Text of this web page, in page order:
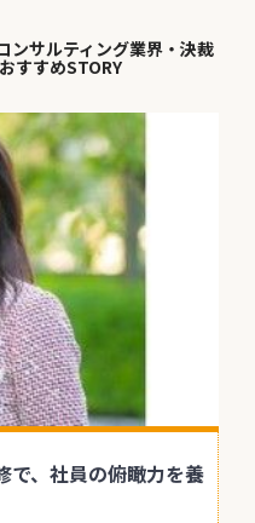
ンサルティング業界・決裁
すすめSTORY
で、社員の俯瞰力を養